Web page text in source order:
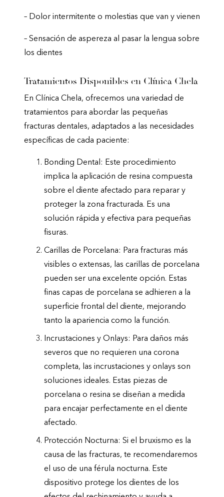
– Dolor intermitente o molestias que van y vienen
– Sensación de aspereza al pasar la lengua sobre
los dientes
Tratamientos Disponibles en Clínica Chela
En Clínica Chela, ofrecemos una variedad de
tratamientos para abordar las pequeñas
fracturas dentales, adaptados a las necesidades
específicas de cada paciente:
Bonding Dental: Este procedimiento
implica la aplicación de resina compuesta
sobre el diente afectado para reparar y
proteger la zona fracturada. Es una
solución rápida y efectiva para pequeñas
fisuras.
Carillas de Porcelana: Para fracturas más
visibles o extensas, las carillas de porcelana
pueden ser una excelente opción. Estas
finas capas de porcelana se adhieren a la
superficie frontal del diente, mejorando
tanto la apariencia como la función.
Incrustaciones y Onlays: Para daños más
severos que no requieren una corona
completa, las incrustaciones y onlays son
soluciones ideales. Estas piezas de
porcelana o resina se diseñan a medida
para encajar perfectamente en el diente
afectado.
Protección Nocturna: Si el bruxismo es la
causa de las fracturas, te recomendaremos
el uso de una férula nocturna. Este
dispositivo protege los dientes de los